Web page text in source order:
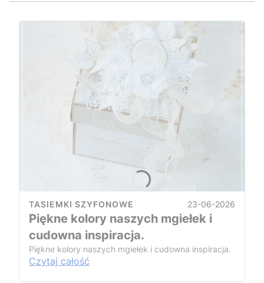
TASIEMKI SZYFONOWE 23-06-2026
Piękne kolory naszych mgiełek i
cudowna inspiracja.
Piękne kolory naszych mgiełek i cudowna inspiracja.
Czytaj całość